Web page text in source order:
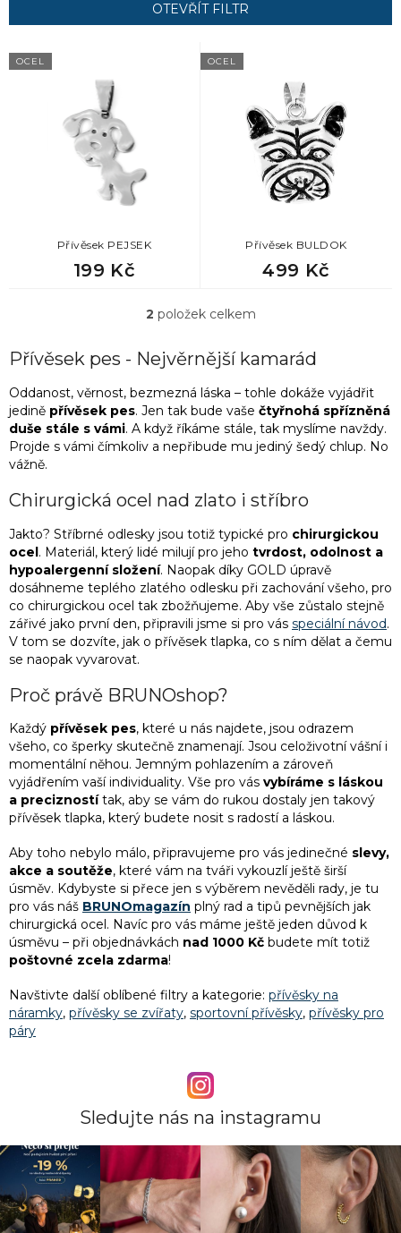
r
d
OTEVŘÍT FILTR
V
ýOCEL
Přívěsek PEJSEK
199 Kč
OCEL
Přívěsek BULDOK
499 Kč
O
l
d
a
c
í
p
v
k
y
v
ý
p
i
s
u
2 položek celkem
Přívěsek pes - Nejvěrnější kamarád
Oddanost, věrnost, bezmezná láska – tohle dokáže vyjádřit
jedině přívěsek pes. Jen tak bude vaše čtyřnohá spřízněná
duše stále s vámi. A když říkáme stále, tak myslíme navždy.
Projde s vámi čímkoliv a nepřibude mu jediný šedý chlup. No
vážně.
Chirurgická ocel nad zlato i stříbro
Jakto? Stříbrné odlesky jsou totiž typické pro chirurgickou
ocel. Materiál, který lidé milují pro jeho tvrdost, odolnost a
hypoalergenní složení. Naopak díky GOLD úpravě
dosáhneme teplého zlatého odlesku při zachování všeho, pro
co chirurgickou ocel tak zbožňujeme. Aby vše zůstalo stejně
zářivé jako první den, připravili jsme si pro vás speciální návod.
V tom se dozvíte, jak o přívěsek tlapka, co s ním dělat a čemu
se naopak vyvarovat.
Proč právě BRUNOshop?
Každý přívěsek pes, které u nás najdete, jsou odrazem
všeho, co šperky skutečně znamenají. Jsou celoživotní vášní i
momentální něhou. Jemným pohlazením a zároveň
vyjádřením vaší individuality. Vše pro vás vybíráme s láskou
a preciznostítak, aby se vám do rukou dostaly jen takový
přívěsek tlapka, který budete nosit s radostí a láskou.
Aby toho nebylo málo, připravujeme pro vás jedinečné slevy,
akce a soutěže, které vám na tváři vykouzlí ještě širší
úsměv. Kdybyste si přece jen s výběrem nevěděli rady, je tu
pro vás náš BRUNOmagazín plný rad a tipů pevnějších jak
chirurgická ocel. Navíc pro vás máme ještě jeden důvod k
úsměvu – při objednávkách nad 1000 Kč budete mít totiž
poštovné zcela zdarma!
Navštivte další oblíbené filtry a kategorie: přívěsky na
náramky, přívěsky se zvířaty, sportovní přívěsky, přívěsky pro
páry
Sledujte nás na instagramu